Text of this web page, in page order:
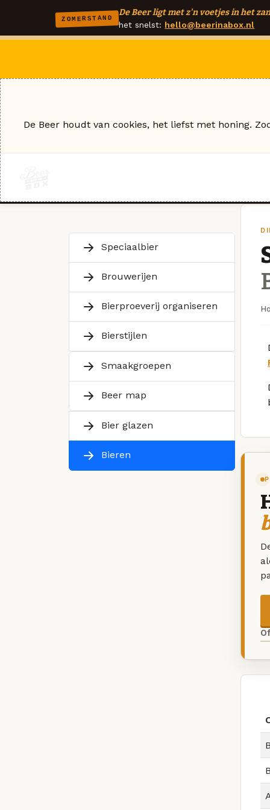
ZOMERSTAND
De Beer ligt met z'n voetjes in het
het snelst: hello@beerinabox.nl
Speciaalbier
Brouwerijen
Bierproeverij organiseren
Bierstijlen
Smaakgroepen
Beer map
Bier glazen
Bieren
De Beer houdt van cookies, het liefst met honing.